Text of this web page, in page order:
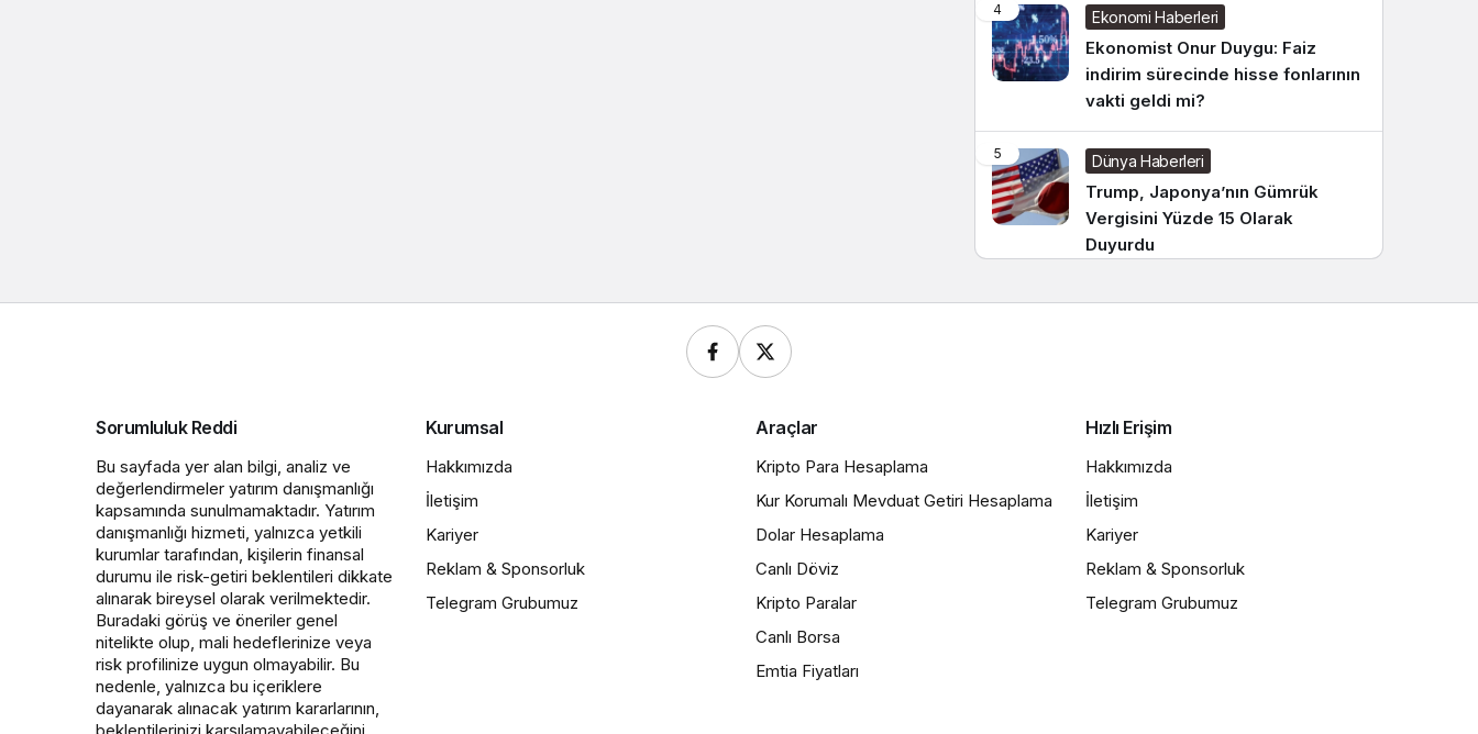
4 Ekonomi Haberleri
Ekonomist Onur Duygu: Faiz
indirim sürecinde hisse fonlarının
vakti geldi mi?
5 Dünya Haberleri
Trump, Japonya’nın Gümrük
Vergisini Yüzde 15 Olarak
Duyurdu
Sorumluluk Reddi
Bu sayfada yer alan bilgi, analiz ve
değerlendirmeler yatırım danışmanlığı
kapsamında sunulmamaktadır. Yatırım
danışmanlığı hizmeti, yalnızca yetkili
kurumlar tarafından, kişilerin finansal
durumu ile risk-getiri beklentileri dikkate
alınarak bireysel olarak verilmektedir.
Buradaki görüş ve öneriler genel
nitelikte olup, mali hedeflerinize veya
risk profilinize uygun olmayabilir. Bu
nedenle, yalnızca bu içeriklere
dayanarak alınacak yatırım kararlarının,
Kurumsal
Hakkımızda
İletişim
Kariyer
Reklam & Sponsorluk
Telegram Grubumuz
Araçlar
Kripto Para Hesaplama
Kur Korumalı Mevduat Getiri Hesaplama
Dolar Hesaplama
Canlı Döviz
Kripto Paralar
Canlı Borsa
Emtia Fiyatları
Hızlı Erişim
Hakkımızda
İletişim
Kariyer
Reklam & Sponsorluk
Telegram Grubumuz